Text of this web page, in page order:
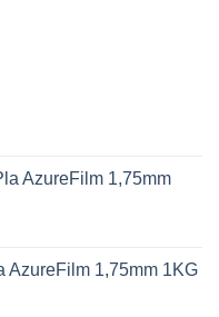
AzureFilm 1,75mm
AzureFilm 1,75mm 1KG